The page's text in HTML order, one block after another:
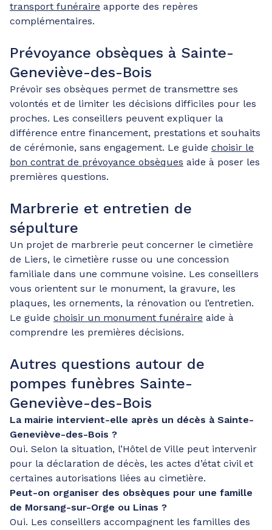
transport funéraire apporte des repères
complémentaires.
Prévoyance obsèques à Sainte-
Geneviève-des-Bois
Prévoir ses obsèques permet de transmettre ses
volontés et de limiter les décisions difficiles pour les
proches. Les conseillers peuvent expliquer la
différence entre financement, prestations et souhaits
de cérémonie, sans engagement. Le guide choisir le
bon contrat de prévoyance obsèques aide à poser les
premières questions.
Marbrerie et entretien de
sépulture
Un projet de marbrerie peut concerner le cimetière
de Liers, le cimetière russe ou une concession
familiale dans une commune voisine. Les conseillers
vous orientent sur le monument, la gravure, les
plaques, les ornements, la rénovation ou l’entretien.
Le guide choisir un monument funéraire aide à
comprendre les premières décisions.
Autres questions autour de
pompes funèbres Sainte-
Geneviève-des-Bois
La mairie intervient-elle après un décès à Sainte-
Geneviève-des-Bois ?
Oui. Selon la situation, l’Hôtel de Ville peut intervenir
pour la déclaration de décès, les actes d’état civil et
certaines autorisations liées au cimetière.
Peut-on organiser des obsèques pour une famille
de Morsang-sur-Orge ou Linas ?
Oui. Les conseillers accompagnent les familles des